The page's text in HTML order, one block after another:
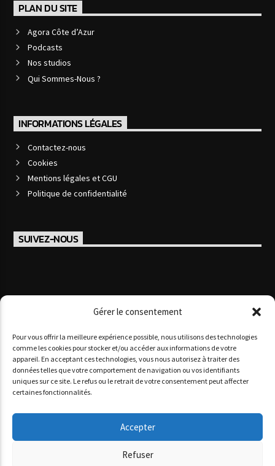
Gérer le consentement
Pour vous offrir la meilleure expérience possible, nous utilisons des technologies
comme les cookies pour stocker et/ou accéder aux informations de votre
appareil. En acceptant ces technologies, vous nous autorisez à traiter des
données telles que votre comportement de navigation ou vos identifiants
uniques sur ce site. Le refus ou le retrait de votre consentement peut affecter
certaines fonctionnalités.
Accepter
Refuser
PLAN DU SITE
Agora Côte d’Azur
Podcasts
Nos studios
Qui Sommes-Nous ?
INFORMATIONS LÉGALES
Contactez-nous
Cookies
Mentions légales et CGU
Politique de confidentialité
SUIVEZ-NOUS
Copyright 2025 www agoracotedazur.fr - Site réalisé par
l'agence webinformatiques.com
AGORA CÔTE D’AZUR PODCASTS
NOS STUDIOS